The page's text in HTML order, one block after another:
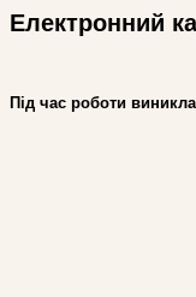
Електронний
Під час роботи